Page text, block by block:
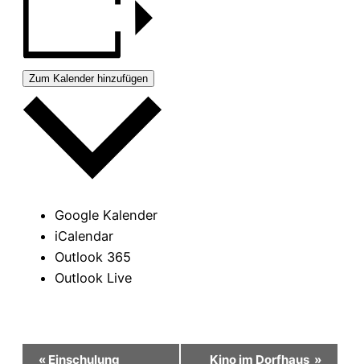
Zum Kalender hinzufügen
Google Kalender
iCalendar
Outlook 365
Outlook Live
« Einschulung Kino im Dorfhaus »